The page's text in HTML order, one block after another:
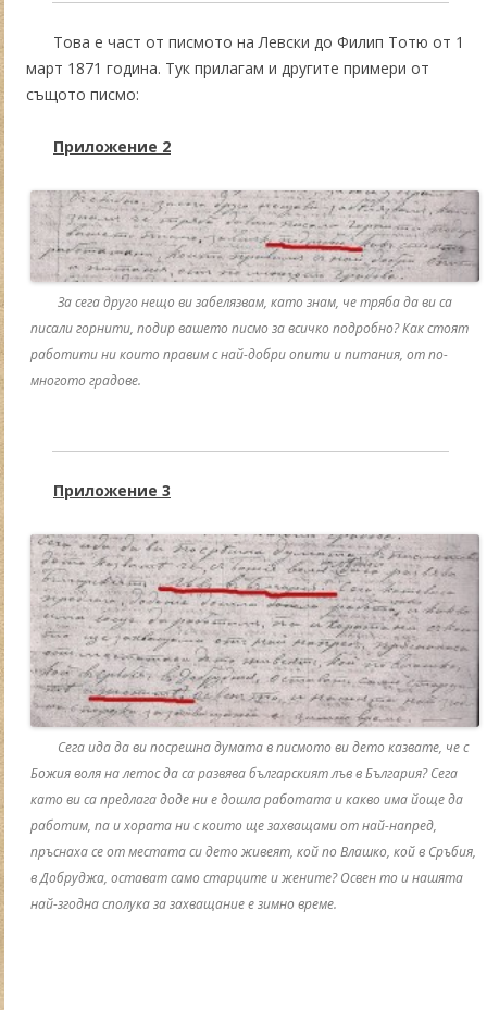
Това е част от писмото на Левски до Филип Тотю от 1
март 1871 година. Тук прилагам и другите примери от
същото писмо:
Приложение 2
За сега друго нещо ви забелязвам, като знам, че тряба да ви са
писали горнити, подир вашето писмо за всичко подробно? Как стоят
работити ни които правим с най-добри опити и питания, от по-
многото градове.
Приложение 3
Сега ида да ви посрешна думата в писмото ви дето казвате, че с
Божия воля на летос да са развява българският лъв в България? Сега
като ви са предлага доде ни е дошла работата и какво има йоще да
работим, па и хората ни с които ще захващами от най-напред,
пръснаха се от местата си дето живеят, кой по Влашко, кой в Сръбия,
в Добруджа, остават само старците и жените? Освен то и нашята
най-згодна сполука за захващание е зимно време.